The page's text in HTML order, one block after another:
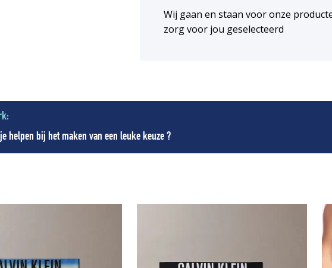
Wij gaan en staan voor onze
zorg voor jou geselecteerd
helpen bij het maken van een leuke keuze ?